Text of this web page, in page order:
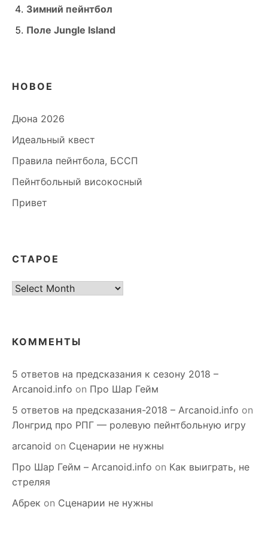
Зимний пейнтбол
Поле Jungle Island
НОВОЕ
Дюна 2026
Идеальный квест
Правила пейнтбола, БССП
Пейнтбольный високосный
Привет
СТАРОЕ
старое
КОММЕНТЫ
5 ответов на предсказания к сезону 2018 –
Arcanoid.info on Про Шар Гейм
5 ответов на предсказания-2018 – Arcanoid.info on
Лонгрид про РПГ — ролевую пейнтбольную игру
arcanoid on Сценарии не нужны
Про Шар Гейм – Arcanoid.info on Как выиграть, не
стреляя
Абрек on Сценарии не нужны